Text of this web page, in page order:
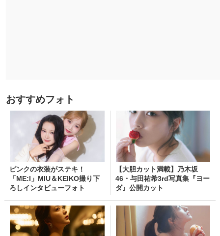
おすすめフォト
ピンクの衣装がステキ！
「ME:I」MIU＆KEIKO撮り下
ろしインタビューフォト
【大胆カット満載】乃木坂
46・与田祐希3rd写真集『ヨー
ダ』公開カット